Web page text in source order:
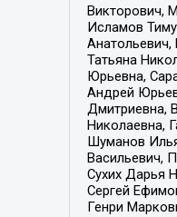
Викторович,
Исламов
Татьяна
Юрьевна,
Андрей
Дмитриевна,
Николаевна,
Шуманов
Васильевич,
Сухих Дарья
Сергей
Генри